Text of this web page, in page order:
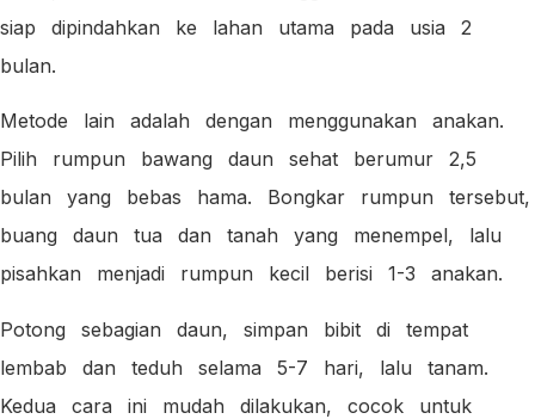
siap dipindahkan ke lahan utama pada usia 2
bulan.
Metode lain adalah dengan menggunakan anakan.
Pilih rumpun bawang daun sehat berumur 2,5
bulan yang bebas hama. Bongkar rumpun tersebut,
buang daun tua dan tanah yang menempel, lalu
pisahkan menjadi rumpun kecil berisi 1-3 anakan.
Potong sebagian daun, simpan bibit di tempat
lembab dan teduh selama 5-7 hari, lalu tanam.
Kedua cara ini mudah dilakukan, cocok untuk